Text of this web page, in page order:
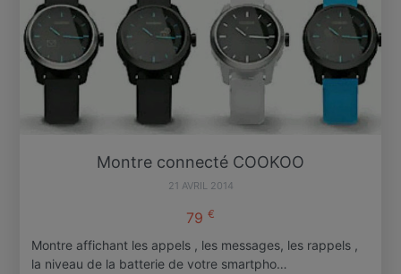
Montre connecté COOKOO
21 AVRIL 2014
79 €
Montre affichant les appels , les messages, les rappels ,
la niveau de la batterie de votre smartpho…